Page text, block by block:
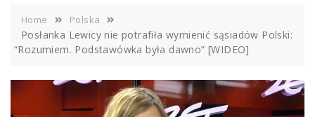
Home Polska
Posłanka Lewicy nie potrafiła wymienić sąsiadów Polski:
“Rozumiem. Podstawówka była dawno” [WIDEO]